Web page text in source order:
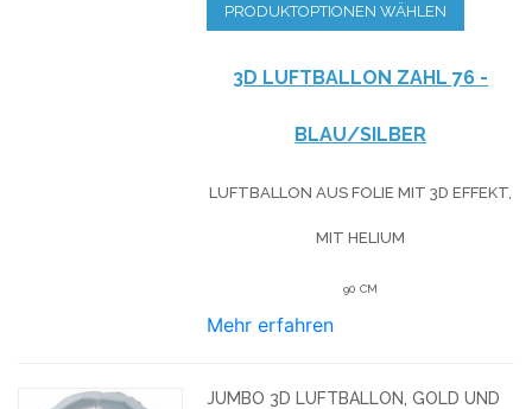
PRODUKTOPTIONEN WÄHLEN
3D LUFTBALLON ZAHL 76 -
BLAU/SILBER
LUFTBALLON AUS FOLIE MIT 3D EFFEKT,
MIT HELIUM
90 CM
Mehr erfahren
JUMBO 3D LUFTBALLON, GOLD UND